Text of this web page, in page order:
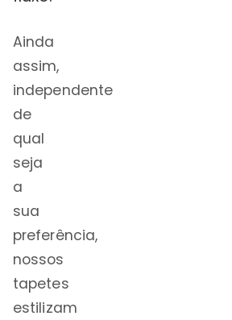
Ainda
assim,
independente
de
qual
seja
a
sua
preferência,
nossos
tapetes
estilizam